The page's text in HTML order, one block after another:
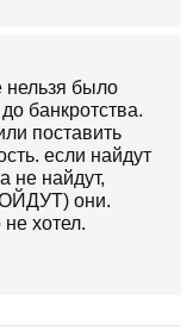
нельзя было
банкротства.
поставить
если найдут
не найдут,
они.
хотел.